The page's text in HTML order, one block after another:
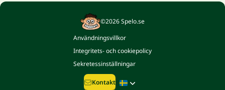
©2026 Spelo.se
Användningsvillkor
Integritets- och cookiepolicy
Sekretessinställningar
Kontakt